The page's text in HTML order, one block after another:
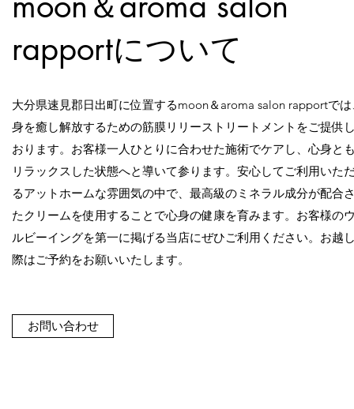
rapportについて
大分県速見郡日出町に位置するmoon＆aroma salon rapportで
身を癒し解放するための筋膜リリーストリートメントをご提供
おります。お客様一人ひとりに合わせた施術でケアし、心身と
リラックスした状態へと導いて参ります。安心してご利用いた
るアットホームな雰囲気の中で、最高級のミネラル成分が配合
たクリームを使用することで心身の健康を育みます。お客様の
ルビーイングを第一に掲げる当店にぜひご利用ください。お越
際はご予約をお願いいたします。
お問い合わせ